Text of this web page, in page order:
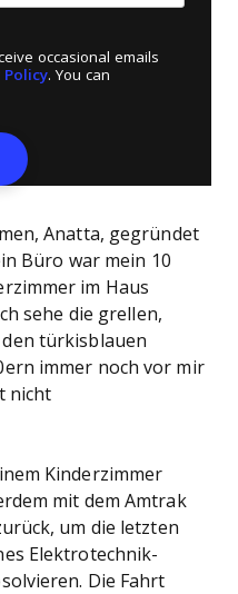
occasional emails
Policy. You can
Anatta, gegründet
Büro war mein 10
im Haus
sehe die grellen,
türkisblauen
immer noch vor mir
nicht
Kinderzimmer
mit dem Amtrak
um die letzten
Elektrotechnik-
Die Fahrt